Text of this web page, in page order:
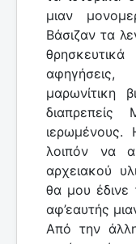
μιαν
Βάσιζαν τα
μαρωνίτικη
διαπρεπείς
λοιπόν να
αρχειακού
θα μου
αφ’εαυτής
Από την